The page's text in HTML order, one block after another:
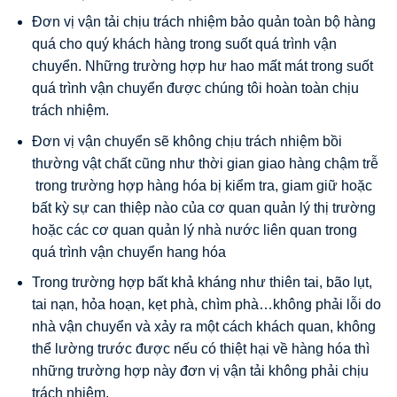
Đơn vị vận tải chịu trách nhiệm bảo quản toàn bộ hàng
quá cho quý khách hàng trong suốt quá trình vận
chuyển. Những trường hợp hư hao mất mát trong suốt
quá trình vận chuyển được chúng tôi hoàn toàn chịu
trách nhiệm.
Đơn vị vận chuyển sẽ không chịu trách nhiệm bồi
thường vật chất cũng như thời gian giao hàng chậm trễ
trong trường hợp hàng hóa bị kiểm tra, giam giữ hoặc
bất kỳ sự can thiệp nào của cơ quan quản lý thị trường
hoặc các cơ quan quản lý nhà nước liên quan trong
quá trình vận chuyển hang hóa
Trong trường hợp bất khả kháng như thiên tai, bão lụt,
tai nạn, hỏa hoạn, kẹt phà, chìm phà…không phải lỗi do
nhà vận chuyển và xảy ra một cách khách quan, không
thể lường trước được nếu có thiệt hại về hàng hóa thì
những trường hợp này đơn vị vận tải không phải chịu
trách nhiệm.